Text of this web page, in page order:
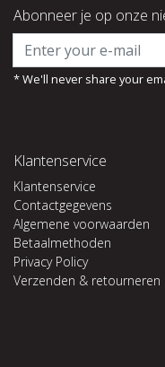
Abonneer je op onze
* We'll never share your
Klantenservice
Klantenservice
Contactgegevens
Algemene voorwaarden
Betaalmethoden
Privacy Policy
Verzenden & retourneren